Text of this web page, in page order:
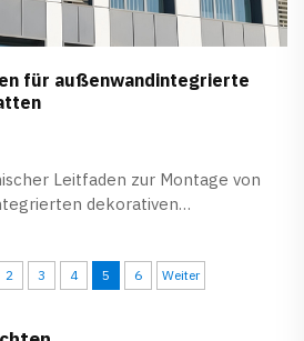
für außenwandintegrierte
Leitfaden zur Montage von
dekorativen
2 3 4 5 6 Weiter